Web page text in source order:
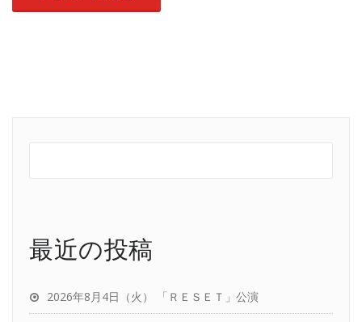
最近の投稿
2026年8月4日（火） 「ＲＥＳＥＴ」公演